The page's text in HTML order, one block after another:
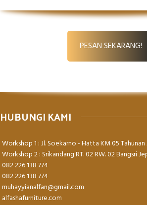
PESAN SEKARANG!
HUBUNGI KAMI
Workshop 1 : Jl. Soekarno - Hatta KM 05 Tahunan
Workshop 2 : Srikandang RT. 02 RW. 02 Bangsri
082 226 138 774
082 226 138 774
muhayyianalfan@gmail.com
alfashafurniture.com